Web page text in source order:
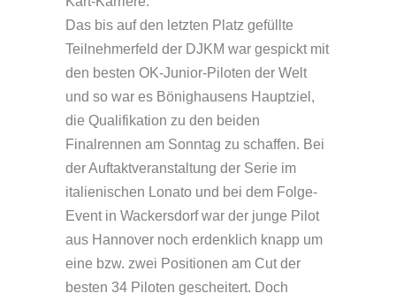
Das bis auf den letzten Platz gefüllte
Teilnehmerfeld der DJKM war gespickt mit
den besten OK-Junior-Piloten der Welt
und so war es Bönighausens Hauptziel,
die Qualifikation zu den beiden
Finalrennen am Sonntag zu schaffen. Bei
der Auftaktveranstaltung der Serie im
italienischen Lonato und bei dem Folge-
Event in Wackersdorf war der junge Pilot
aus Hannover noch erdenklich knapp um
eine bzw. zwei Positionen am Cut der
besten 34 Piloten gescheitert. Doch